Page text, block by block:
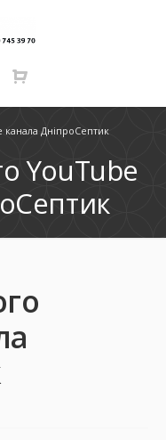
канала ДнiпроСептик
YouTube